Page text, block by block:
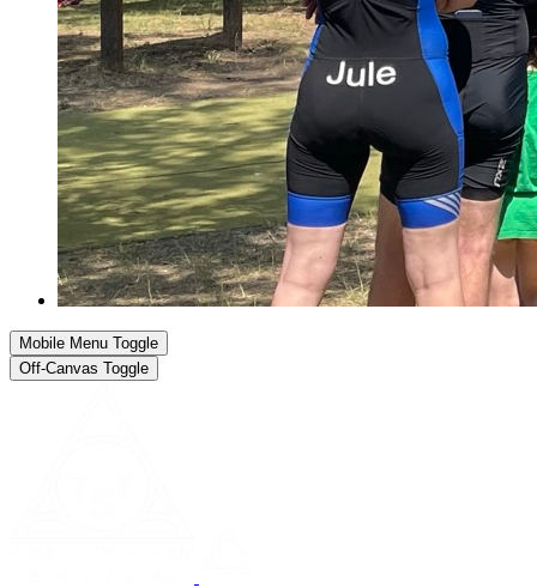
Mobile Menu Toggle
Off-Canvas Toggle